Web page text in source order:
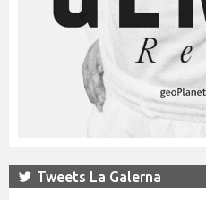
Tweets La Galerna